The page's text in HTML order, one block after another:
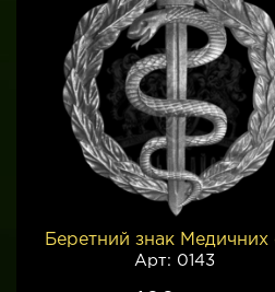
Беретний знак Медичних
Арт: 0143